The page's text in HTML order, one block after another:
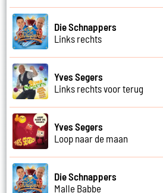
Die Schnappers
Links rechts
Yves Segers
Links rechts voor terug
Yves Segers
Loop naar de maan
Die Schnappers
Malle Babbe